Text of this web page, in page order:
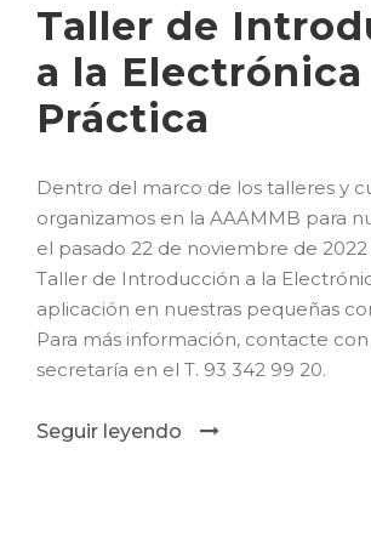
Taller de
a la Electrónica
Práctica
Dentro del marco de los talleres y
organizamos en la AAAMMB para
el pasado 22 de noviembre de
Taller de Introducción a la
aplicación en nuestras pequeñas
Para más información, contacte
secretaría en el T. 93 342 99 20.
Seguir leyendo